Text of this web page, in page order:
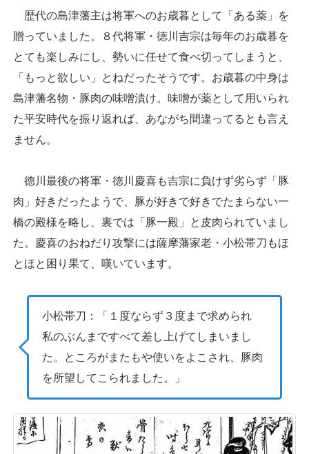
歴代の島津藩主は将軍へのお歳暮として「ある薬」を
贈っていました。８代将軍・徳川吉宗は毎年のお歳暮を
とても楽しみにし、勢いに任せて食べ切ってしまうと、
「もっと欲しい」とねだったそうです。お歳暮の中身は
島津藩名物・豚肉の味噌漬け。味噌が薬として用いられ
た平安時代を振り返れば、あながち間違ってるとも言え
ません。
徳川最後の将軍・徳川慶喜も吉宗に負けず劣らず「豚
肉」好きだったようで、豚が好きで好きでたまらない一
橋の殿様を略し、裏では「豚一殿」と皮肉られていまし
た。慶喜のおねだり攻撃には薩摩藩家老・小松帯刀もほ
とほと困り果て、嘆いています。
小松帯刀：「１度ならず３度まで求められ
私のぶんまですべて差し上げてしまいまし
た。ところがまたもや使いをよこされ、豚肉
を所望してこられました。」